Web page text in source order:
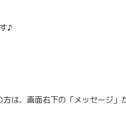
♪
は、画面右下の「メッセージ」